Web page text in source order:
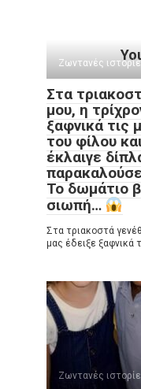
Ζωντανές
Στα
μου, η
ξαφνικά τις
του φίλου
έκλαιγε
Το δωμάτιο
σιωπή…
Στα τριακοστά
μας έδειξε ξαφνικά
Ζωντανές